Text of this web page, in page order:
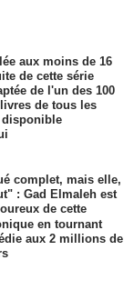
aux moins de 16
de cette série
de l'un des 100
de tous les
disponible
complet, mais elle,
: Gad Elmaleh est
de cette
en tournant
aux 2 millions de